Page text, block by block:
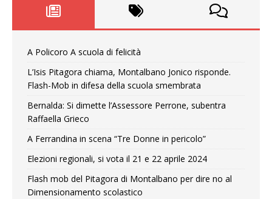
A Policoro A scuola di felicità
L’Isis Pitagora chiama, Montalbano Jonico risponde.
Flash-Mob in difesa della scuola smembrata
Bernalda: Si dimette l’Assessore Perrone, subentra
Raffaella Grieco
A Ferrandina in scena “Tre Donne in pericolo”
Elezioni regionali, si vota il 21 e 22 aprile 2024
Flash mob del Pitagora di Montalbano per dire no al
Dimensionamento scolastico